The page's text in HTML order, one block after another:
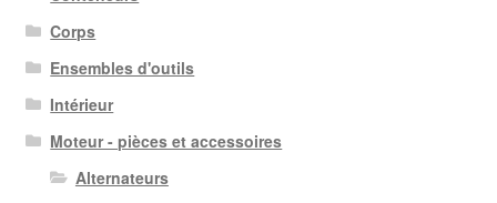
Corps
Ensembles d'outils
Intérieur
Moteur - pièces et accessoires
Alternateurs